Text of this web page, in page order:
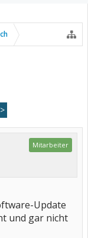
Mitarbeiter
Update
und gar nicht